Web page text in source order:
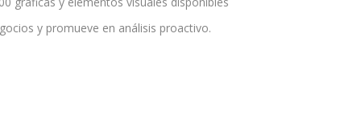
y promueve en análisis proactivo.